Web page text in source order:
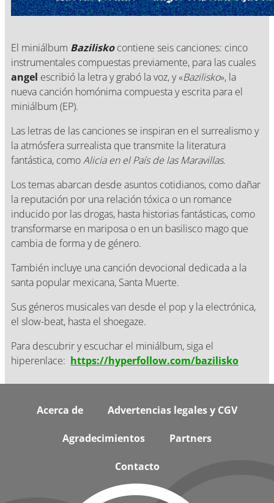
El miniálbum Baziliskocontiene seis canciones: cinco
instrumentales compuestas previamente, para las cuales
angel escribió la letra y grabó la voz, y «Bazilisko», la
nueva canción homónima compuesta y escrita para el
miniálbum (EP).
Las letras de las canciones se inspiran en el surrealismo y
la atmósfera surrealista que transmite la literatura
fantástica, comoAlicia en el País de las Maravillas.
Los temas abarcan desde asuntos cotidianos, como dañar
la reputación por una relación tóxica o un romance
inducido por las drogas, hasta historias fantásticas, como
transformarse en mariposa o en un basilisco mago que
cambia de forma y de género.
También incluye una canción devocional dedicada a la
santa popular mexicana, Santa Muerte.
Sus géneros musicales van desde el pop y la electrónica,
el slow-beat, hasta el shoegaze.
Para descubrir y escuchar el miniálbum, siga el
hiperenlace: https://hyperfollow.com/bazilisko
FooterAcerca de Advertencias legales y CGV
Agradecimientos Partners
Contacto